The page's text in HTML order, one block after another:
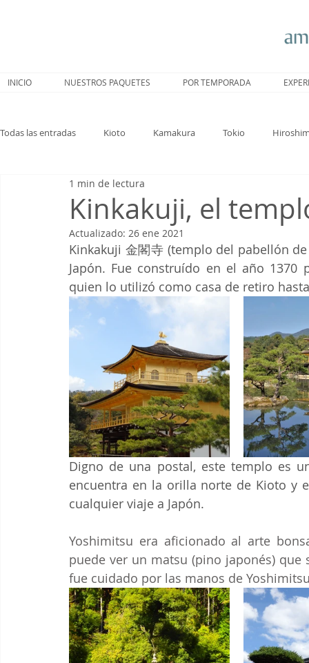
INICIO NUESTROS PAQUETES POR TEMPORADA
Todas las entradas Kioto Kamakura Tokio
Trenes Hakone
Kinkakuji, el
1 min de lectura
Actualizado: 26 ene 2021
Kinkakuji 金閣寺 (templo del pabellón
Japón. Fue construído en el año 1370
quien lo utilizó como casa de retiro
Digno de una postal, este templo es
encuentra en la orilla norte de Kioto y
cualquier viaje a Japón.
Yoshimitsu era aficionado al arte
puede ver un matsu (pino japonés)
fue cuidado por las manos de